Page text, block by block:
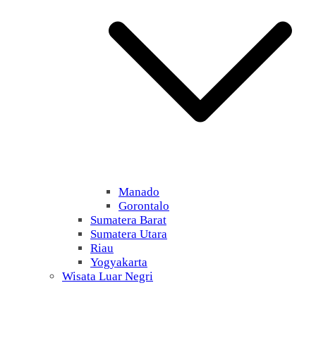
Manado
Gorontalo
Sumatera Barat
Sumatera Utara
Riau
Yogyakarta
Wisata Luar Negri